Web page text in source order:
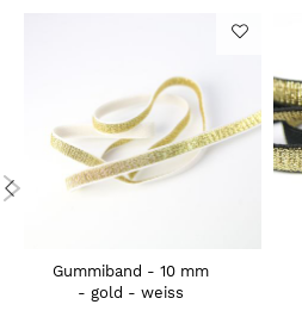
Gummiband - 10 mm
- gold - weiss